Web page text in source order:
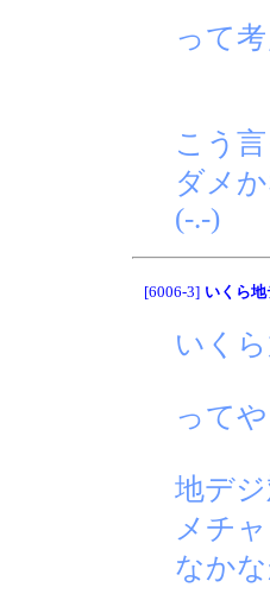
って
こう
ダメ
(-.-)
[6006-3] いくら地
いく
って
地デジ
メチ
なか